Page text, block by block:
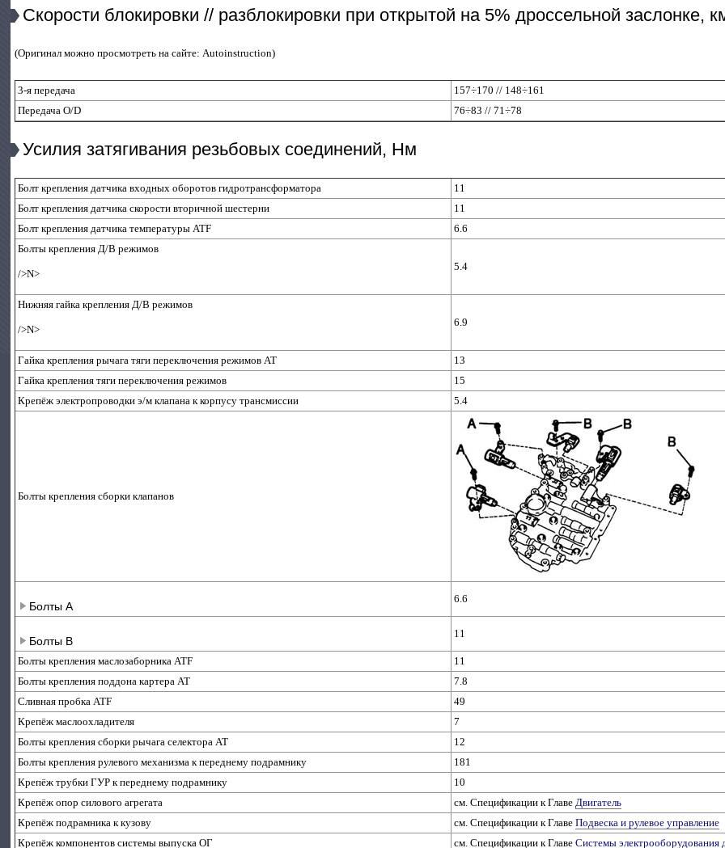
Скорости блокировки // разблокировки при открытой на 5% дроссельной заслонке,
(Оригинал можно просмотреть на сайте: Autoinstruction)
3-я передача
157÷170 // 148÷161
Передача O/D
76÷83 // 71÷78
Усилия затягивания резьбовых соединений, Нм
Болт крепления датчика входных оборотов гидротрансформатора
11
Болт крепления датчика скорости вторичной шестерни
11
Болт крепления датчика температуры ATF
6.6
Болты крепления Д/В режимов
/>N>
5.4
Нижняя гайка крепления Д/В режимов
/>N>
6.9
Гайка крепления рычага тяги переключения режимов АТ
13
Гайка крепления тяги переключения режимов
15
Крепёж электропроводки э/м клапана к корпусу трансмиссии
5.4
Болты крепления сборки клапанов
Болты А
6.6
Болты B
11
Болты крепления маслозаборника ATF
11
Болты крепления поддона картера АТ
7.8
Сливная пробка ATF
49
Крепёж маслоохладителя
7
Болты крепления сборки рычага селектора АТ
12
Болты крепления рулевого механизма к переднему подрамнику
181
Крепёж трубки ГУР к переднему подрамнику
10
Крепёж опор силового агрегата
см. Спецификации к ГлавеДвигатель
Крепёж подрамника к кузову
см. Спецификации к ГлавеПодвеска и рулевое управление
Крепёж компонентов системы выпуска ОГ
см. Спецификации к ГлавеСистемы электрооборудования